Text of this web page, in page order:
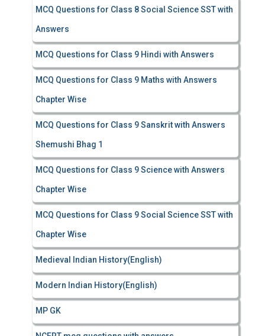
MCQ Questions for Class 8 Social Science SST with
Answers
MCQ Questions for Class 9 Hindi with Answers
MCQ Questions for Class 9 Maths with Answers
Chapter Wise
MCQ Questions for Class 9 Sanskrit with Answers
Shemushi Bhag 1
MCQ Questions for Class 9 Science with Answers
Chapter Wise
MCQ Questions for Class 9 Social Science SST with
Chapter Wise
Medieval Indian History(English)
Modern Indian History(English)
MP GK